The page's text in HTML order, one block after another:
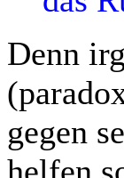
Denn
gegen
helfen